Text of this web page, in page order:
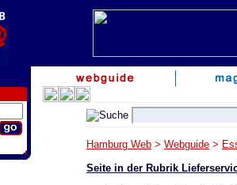
Hamburg Web > Webguide >
Seite in der Rubrik